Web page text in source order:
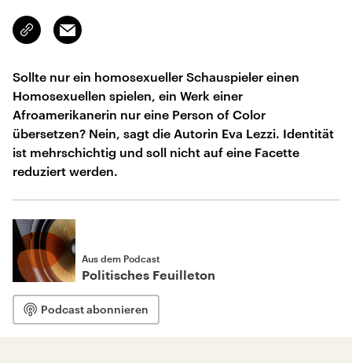
Link
kopieren/teilen
Email
Sollte nur ein homosexueller Schauspieler einen
Homosexuellen spielen, ein Werk einer
Afroamerikanerin nur eine Person of Color
übersetzen? Nein, sagt die Autorin Eva Lezzi. Identität
ist mehrschichtig und soll nicht auf eine Facette
reduziert werden.
Aus dem Podcast
Politisches Feuilleton
Podcast abonnieren